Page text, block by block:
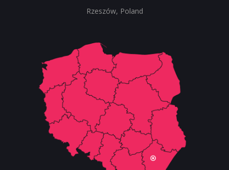
Rzeszów, Poland